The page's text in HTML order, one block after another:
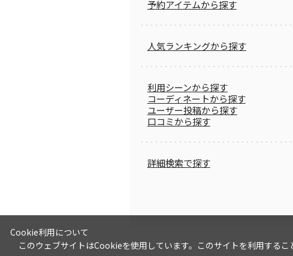
予約アイテムから探す
人気ランキングから探す
利用シーンから探す
コーディネートから探す
ユーザー投稿から探す
口コミから探す
詳細検索で探す
Cookie利用について
このウェブサイトはCookieを使用しています。このサイトを利用するこ